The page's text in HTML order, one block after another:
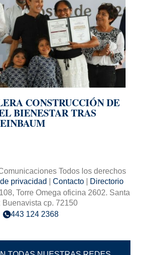
CONSTRUCCIÓN DE
BIENESTAR TRAS
Todos los derechos
privacidad Contacto
Directorio
Torre Omega oficina 2602. Santa
Buenavista cp. 72150
443 124 2368